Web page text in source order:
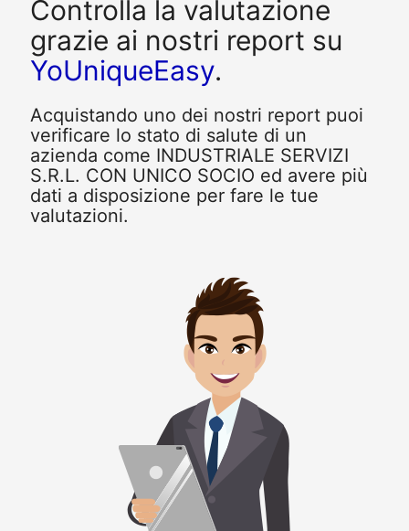
Controlla la valutazione
grazie ai nostri report su
YoUniqueEasy.
Acquistando uno dei nostri report puoi
verificare lo stato di salute di un
azienda come INDUSTRIALE SERVIZI
S.R.L. CON UNICO SOCIO ed avere più
dati a disposizione per fare le tue
valutazioni.